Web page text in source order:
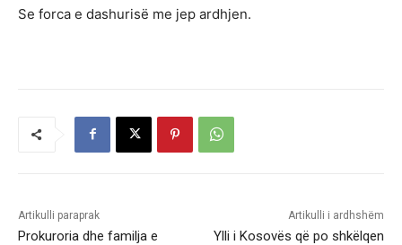
Se forca e dashurisë me jep ardhjen.
Artikulli paraprak
Prokuroria dhe familja e
Artikulli i ardhshëm
Ylli i Kosovës që po shkëlqen